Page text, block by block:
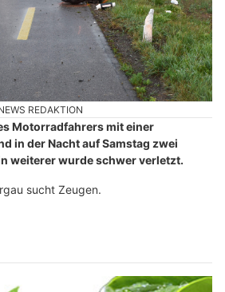
REDAKTION
Motorradfahrers mit einer
in der Nacht auf Samstag zwei
weiterer wurde schwer verletzt.
sucht Zeugen.